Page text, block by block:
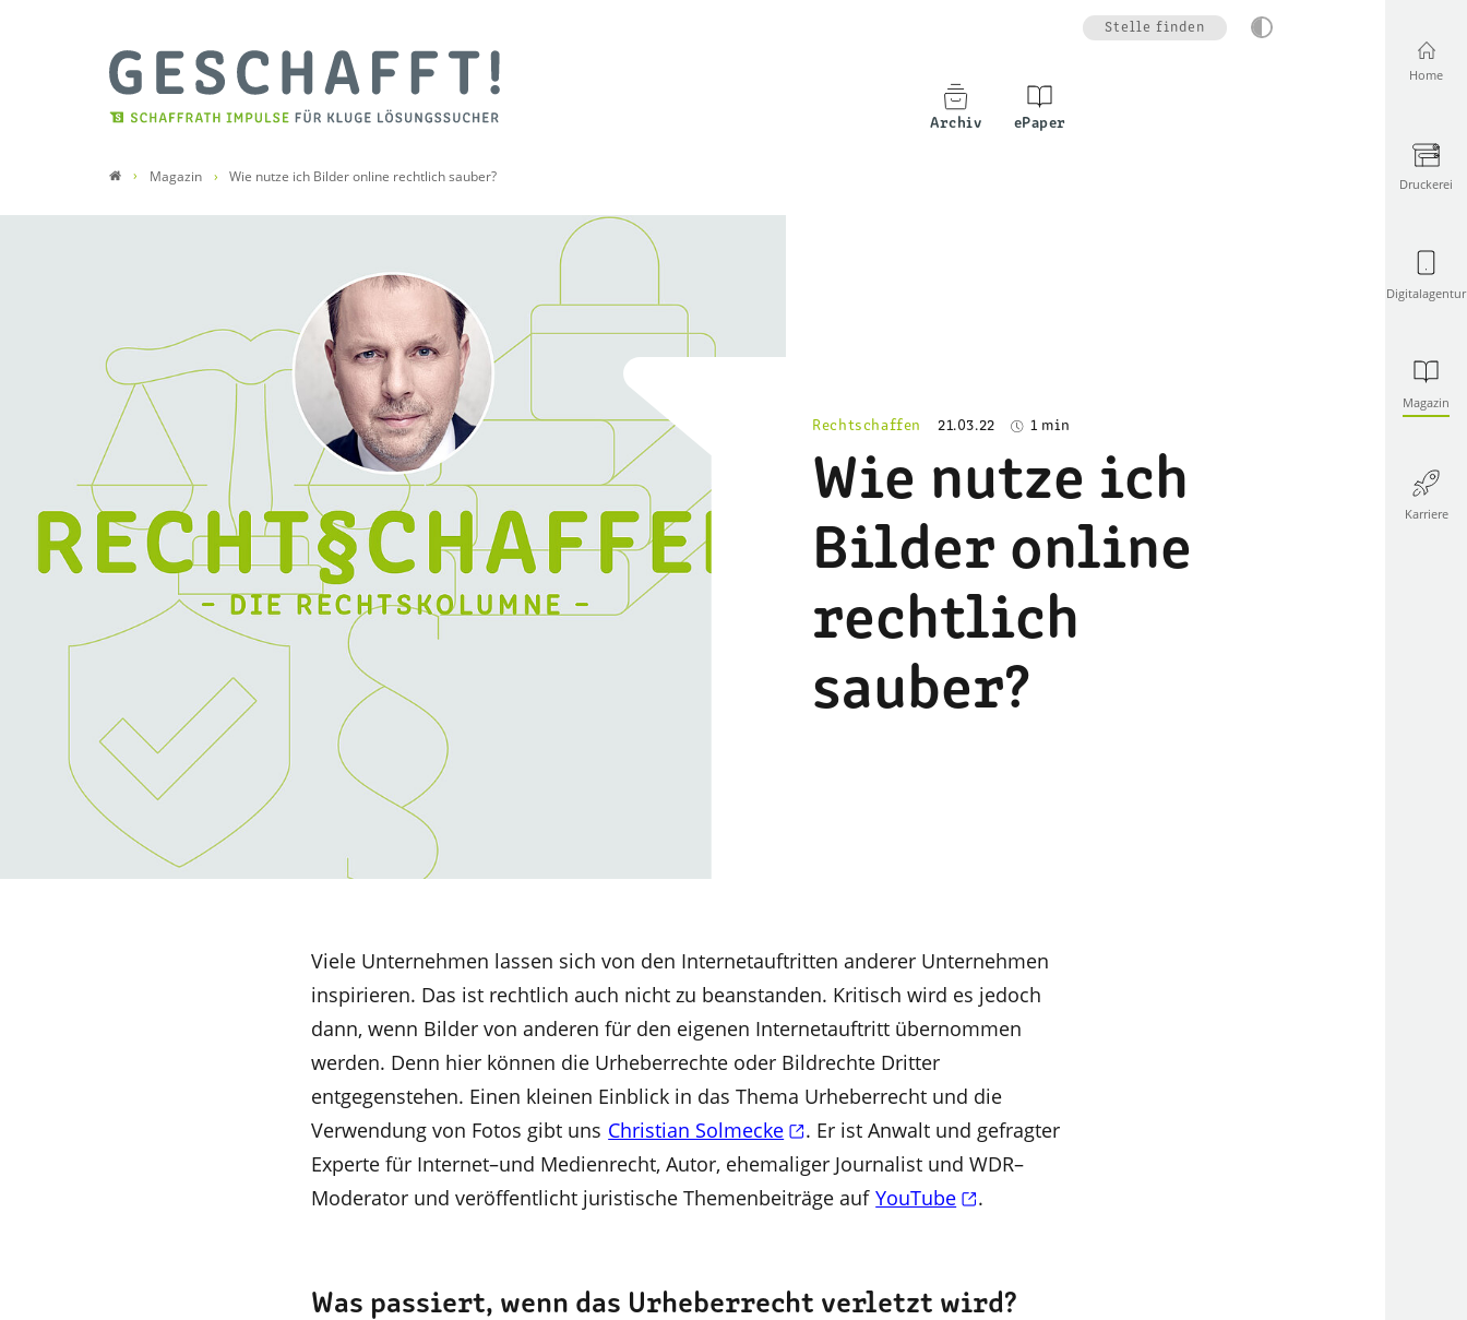
Home
Druckerei
Digitalagentur
Magazin
Karriere
Stelle finden
Archiv ePaper
Magazin Wie nutze ich Bilder online rechtlich sauber?
Rechtschaffen 21.03.22 1 min
Wie nutze ich
Bilder online
rechtlich
sauber?
Viele Unternehmen lassen sich von den Internetauftritten anderer Unternehmen
inspirieren. Das ist rechtlich auch nicht zu beanstanden. Kritisch wird es jedoch
dann, wenn Bilder von anderen für den eigenen Internetauftritt übernommen
werden. Denn hier können die Urheberrechte oder Bildrechte Dritter
entgegenstehen. Einen kleinen Einblick in das Thema Urheberrecht und die
Verwendung von Fotos gibt uns Christian Solmecke
. Er ist Anwalt und gefragter
Experte für Internet–und Medienrecht, Autor, ehemaliger Journalist und WDR–
Moderator und veröffentlicht juristische Themenbeiträge auf YouTube .
Was passiert, wenn das Urheberrecht verletzt wird?